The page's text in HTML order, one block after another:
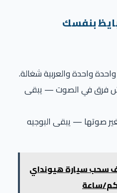
بنفسك
واحدة والعربية شغالة.
فرق في الصوت — يبقى
صوتها — يبقى البوجيه
سيارة هيونداي